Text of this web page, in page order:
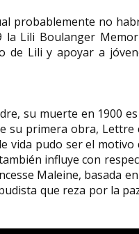
probablemente no
la Lili Boulanger
de Lili y apoyar a
su muerte en 1900
su primera obra, Lettre
vida pudo ser el motivo
influye con
Maleine, basada
que reza por la